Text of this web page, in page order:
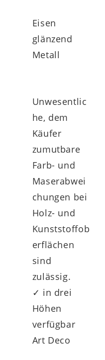
Eisen
glänzend
Metall
Unwesentlic
he, dem
Käufer
zumutbare
Farb- und
Maserabwei
chungen bei
Holz- und
Kunststoffob
erflächen
sind
zulässig.
✓ in drei
Höhen
verfügbar
Art Deco